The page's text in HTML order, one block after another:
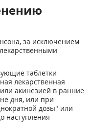
за исключением
таблетки
лекарственная
акинезией в ранние
дня, или при
дозы" или
наступления